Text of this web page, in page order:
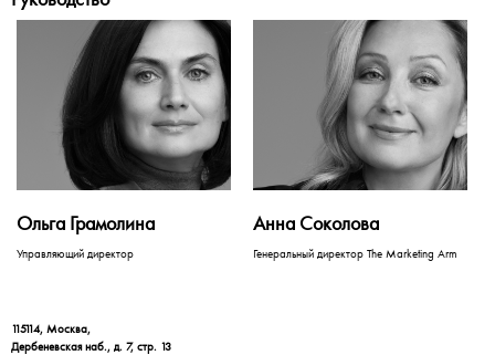
Ольга Грамолина
Управляющий директор
Анна Соколова
Генеральный директор The Marketing Arm
115114, Москва,
Дербеневская наб., д. 7, стр. 13